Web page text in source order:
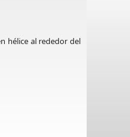
hélice al rededor del